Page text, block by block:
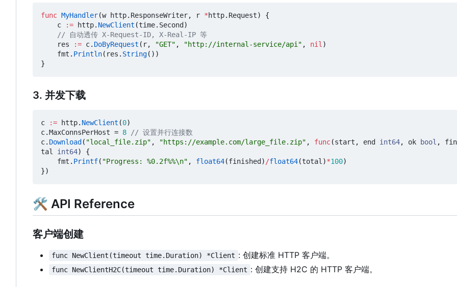
func MyHandler(w http. ResponseWriter, r *http. Request)
{
c
:= http. NewClient (time. Second )
// 自动透传 X-Request-ID, X-Real-IP 等
res
:= c. DoByRequest ( r, "GET" , "http://internal-service/api" , nil )
fmt . Println( res . String())
}
3. 并发下载
c := http. NewClient (0)
c.MaxConnsPerHost = 8
// 设置并行连接数
c. Download ( "local_file.zip" , "https://example.com/large_file.zip" , func(start , end int64, ok bool ,
tal
int64)
{
fmt . Printf( "Progress: %0.2f%%\n" , float64(finished ) /float64(total )*100)
})
🛠 API Reference
客户端创建
func NewClient(timeout time.Duration) *Client : 创建标准 HTTP 客户端。
func NewClientH2C(timeout time.Duration) *Client : 创建支持 H2C 的 HTTP 客户端。